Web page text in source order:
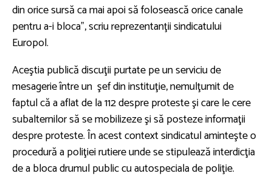
din orice sursă ca mai apoi să folosească orice canale
pentru a-i bloca”, scriu reprezentanţii sindicatului
Europol.
Aceştia publică discuţii purtate pe un serviciu de
mesagerie între un şef din instituţie, nemulţumit de
faptul că a aflat de la 112 despre proteste şi care le cere
subalternilor să se mobilizeze şi să posteze informaţii
despre proteste. În acest context sindicatul aminteşte o
procedură a poliţiei rutiere unde se stipulează interdicţia
de a bloca drumul public cu autospeciala de poliţie.